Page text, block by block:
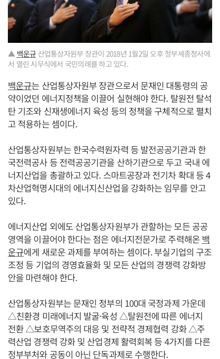
▲ 백운규 산업통상자원부 장관이 2018년 1월2일 오후 정부세종청사에
서 열린 시무식에서 국민의례를 하고 있다.
백운규는 산업통상자원부 장관으로서 문재인 대통령의 공
약이었던 에너지정책을 이끌어 실현해야 한다. 탈원전 탈석
탄 기조와 신재생에너지 육성 등의 정책을 구체적으로 펼치
고 적용하는 셈이다.
산업통상자원부는 한국수력원자력 등 발전공공기관과 한
국전력공사 등 전력공공기관을 산하기관으로 두고 국내 에
너지산업을 총괄하고 있다. 스마트공장과 전기차 확대 등 4
차산업혁명시대의 에너지신산업을 강화하는 임무를 안고
있다.
에너지산업 외에도 산업통상자원부가 관할하는 모든 공공
영역을 이끌어야 한다는 점은 에너지전문가로 주력해온백
운규에게 새로운 과제를 부여하는 셈이다. 부실기업의 구조
조정 등 기업의 경영효율화 및 모든 산업의 경쟁력 강화방
안을 마련해야 한다.
산업통상자원부는 문재인 정부의 100대 국정과제 가운데
△친환경 미래에너지 발굴·육성 △탈원전에 따른 에너지
전환 △보호무역주의 대응 및 전략적 경제협력 강화 △주
력산업 경쟁력 강화 및 산업경제 활력회복 등 4가지를 다른
정부부처와 공동이 아닌 단독과제로 수행한다.